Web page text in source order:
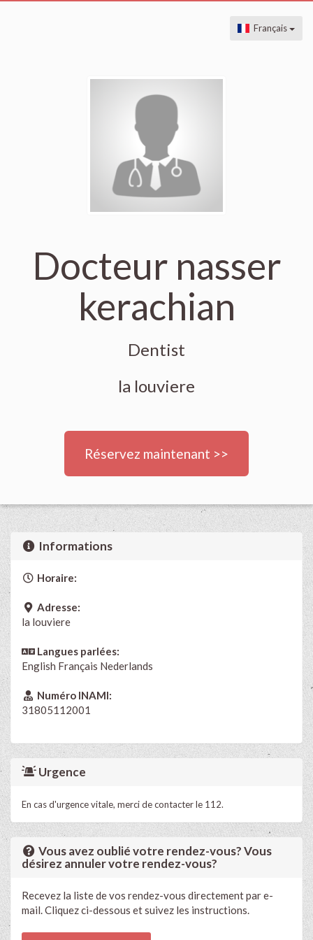
Français
Docteur nasser
kerachian
Dentist
la louviere
Réservez maintenant >>
Informations
Horaire:
Adresse:
la louviere
Langues parlées:
English Français Nederlands
Numéro INAMI:
31805112001
Urgence
En cas d'urgence vitale, merci de contacter le 112.
Vous avez oublié votre rendez-vous? Vous
désirez annuler votre rendez-vous?
Recevez la liste de vos rendez-vous directement par e-
mail. Cliquez ci-dessous et suivez les instructions.